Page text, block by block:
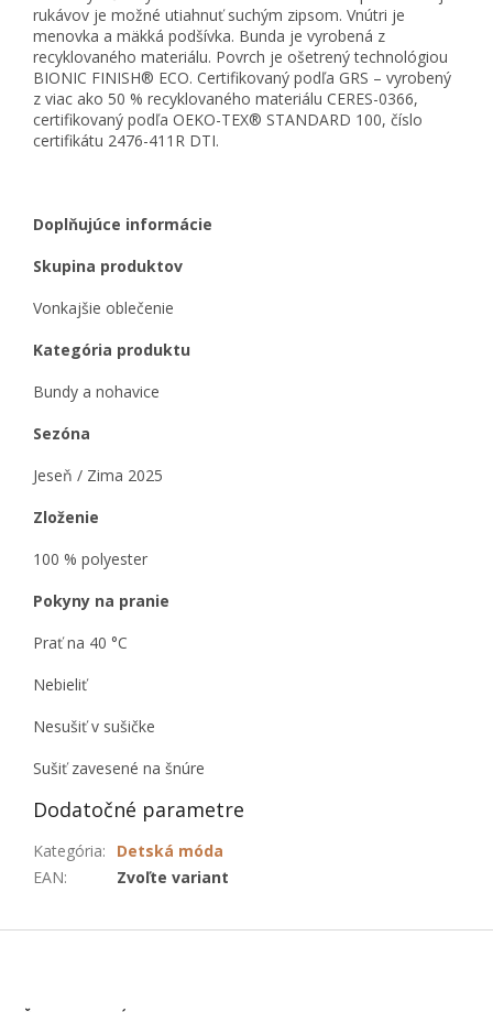
rukávov je možné utiahnuť suchým zipsom. Vnútri je
menovka a mäkká podšívka. Bunda je vyrobená z
recyklovaného materiálu. Povrch je ošetrený technológiou
BIONIC FINISH® ECO. Certifikovaný podľa GRS – vyrobený
z viac ako 50 % recyklovaného materiálu CERES-0366,
certifikovaný podľa OEKO-TEX® STANDARD 100, číslo
certifikátu 2476-411R DTI.
Doplňujúce informácie
Skupina produktov
Vonkajšie oblečenie
Kategória produktu
Bundy a nohavice
Sezóna
Jeseň / Zima 2025
Zloženie
100 % polyester
Pokyny na pranie
Prať na 40 °C
Nebieliť
Nesušiť v sušičke
Sušiť zavesené na šnúre
Dodatočné parametre
Kategória:
Detská móda
EAN: Zvoľte variant
Z